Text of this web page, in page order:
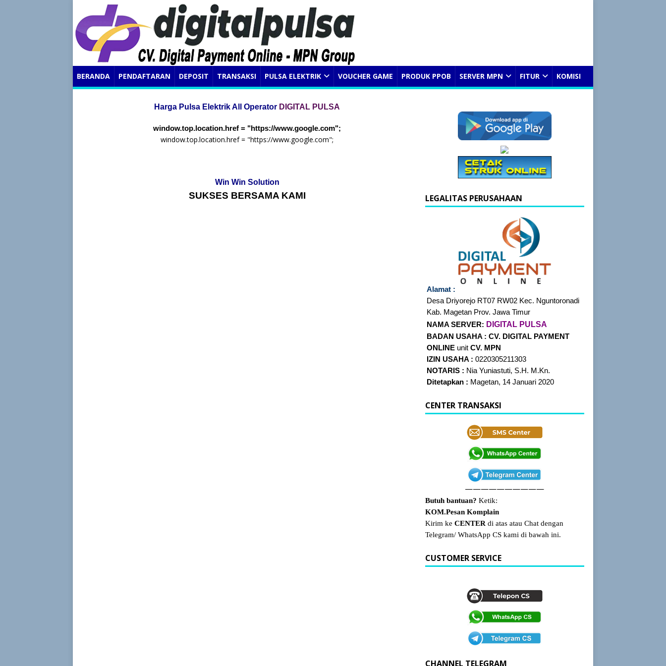
BERANDA PENDAFTARAN DEPOSIT TRANSAKSI PULSA ELEKTRIK VOUCHER GAME PRODUK PPOB SERVER MPN FITUR KOMISI
Harga Pulsa Elektrik All Operator DIGITAL PULSA
window.top.location.href = "https://www.google.com";
window.top.location.href = "https://www.google.com";
Win Win Solution
SUKSES BERSAMA KAMI LEGALITAS PERUSAHAAN
Alamat :
Desa Driyorejo RT07 RW02 Kec. Nguntoronadi
Kab. Magetan Prov. Jawa Timur
NAMA SERVER: DIGITAL PULSA
BADAN USAHA : CV. DIGITAL PAYMENT
ONLINE unit CV. MPN
IZIN USAHA : 0220305211303
NOTARIS : Nia Yuniastuti, S.H. M.Kn.
Ditetapkan : Magetan, 14 Januari 2020
CENTER TRANSAKSI
——————————
Butuh bantuan? Ketik:
KOM.Pesan Komplain
Kirim ke CENTER di atas atau Chat dengan
Telegram/ WhatsApp CS kami di bawah ini.
CUSTOMER SERVICE
CHANNEL TELEGRAM